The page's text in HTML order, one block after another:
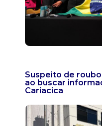
Suspeito de
ao buscar
Cariacica